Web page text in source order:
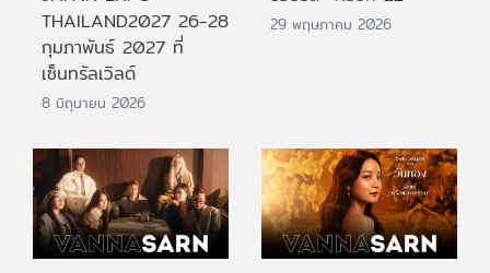
THAILAND2027 26-28
กุมภาพันธ์ 2027 ที่
เซ็นทรัลเวิลด์
8 มิถุนายน 2026
29 พฤษภาคม 2026